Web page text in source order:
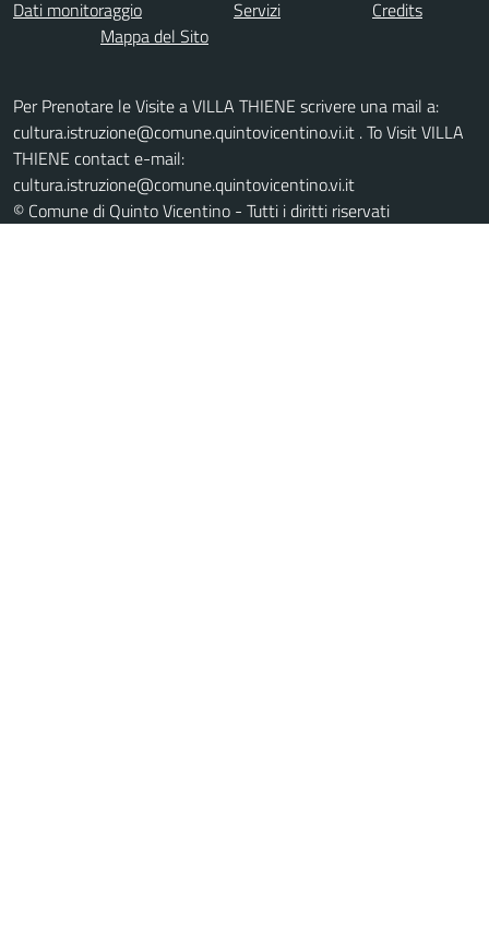
Dati monitoraggio Servizi
Credits
Mappa del Sito
Per Prenotare le Visite a VILLA THIENE scrivere una mail a:
cultura.istruzione@comune.quintovicentino.vi.it . To Visit VILLA
THIENE contact e-mail:
cultura.istruzione@comune.quintovicentino.vi.it
© Comune di Quinto Vicentino - Tutti i diritti riservati